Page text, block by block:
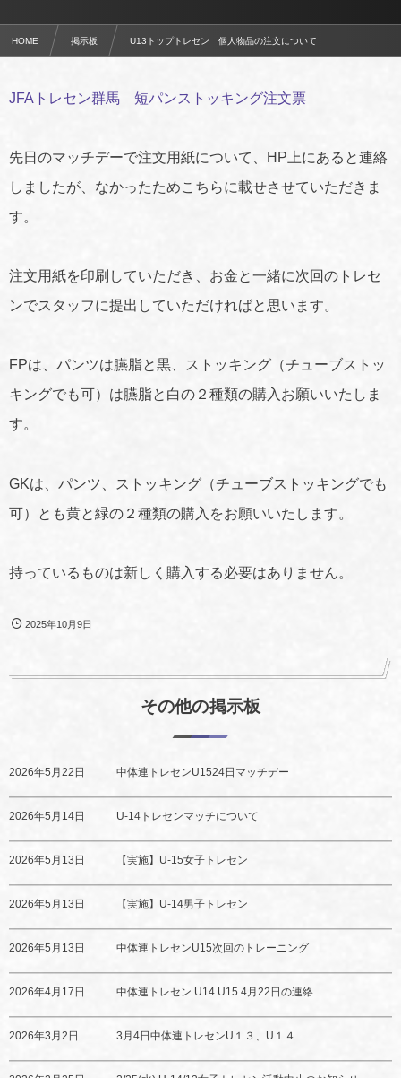
HOME 掲示板 U13トップトレセン 個人物品の注文について
JFAトレセン群馬 短パンストッキング注文票
先日のマッチデーで注文用紙について、HP上にあると連絡
しましたが、なかったためこちらに載せさせていただきま
す。
注文用紙を印刷していただき、お金と一緒に次回のトレセ
ンでスタッフに提出していただければと思います。
FPは、パンツは臙脂と黒、ストッキング（チューブストッ
キングでも可）は臙脂と白の２種類の購入お願いいたしま
す。
GKは、パンツ、ストッキング（チューブストッキングでも
可）とも黄と緑の２種類の購入をお願いいたします。
持っているものは新しく購入する必要はありません。
2025年10月9日
その他の掲示板
2026年5月22日 中体連トレセンU1524日マッチデー
2026年5月14日 U-14トレセンマッチについて
2026年5月13日 【実施】U-15女子トレセン
2026年5月13日 【実施】U-14男子トレセン
2026年5月13日 中体連トレセンU15次回のトレーニング
2026年4月17日 中体連トレセン U14 U15 4月22日の連絡
2026年3月2日 3月4日中体連トレセンU１３、U１４